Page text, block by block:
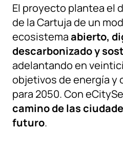
El proyecto plantea el
de la Cartuja de un
ecosistemaabierto,
descarbonizado y
adelantando en
objetivos de energía y
para 2050. Con
camino de las
futuro.